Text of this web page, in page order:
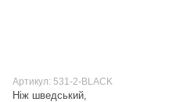
Артикул: 531-2-BLACK
Ніж шведський,